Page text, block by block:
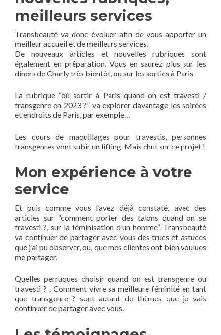
meilleurs services
Transbeauté va donc évoluer afin de vous apporter un
meilleur accueil et de meilleurs services.
De nouveaux articles et nouvelles rubriques sont
également en préparation. Vous en saurez plus sur les
dîners de Charly très bientôt, ou sur les sorties à Paris
La rubrique “où sortir à Paris quand on est travesti /
transgenre en 2023 ?” va explorer davantage les soirées
et endroits de Paris, par exemple…
Les cours de maquillages pour travestis, personnes
transgenres vont subir un lifting. Mais chut sur ce projet !
Mon expérience à votre
service
Et puis comme vous l’avez déjà constaté, avec des
articles sur “comment porter des talons quand on se
travesti ?, sur la féminisation d’un homme“. Transbeauté
va continuer de partager avec vous des trucs et astuces
que j’ai pu observer, ou, que mes clientes ont bien voulues
me partager.
Quelles perruques choisir quand on est transgenre ou
travesti ? . Comment vivre sa meilleure féminité en tant
que transgenre ? sont autant de thèmes que je vais
continuer de partager avec vous.